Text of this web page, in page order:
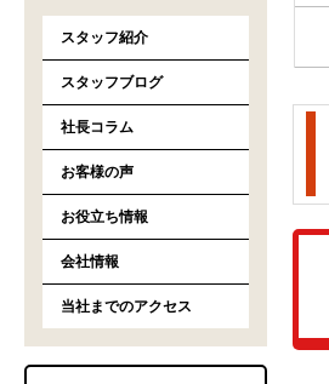
スタッフ紹介
スタッフブログ
社長コラム
お客様の声
お役立ち情報
会社情報
当社までのアクセス